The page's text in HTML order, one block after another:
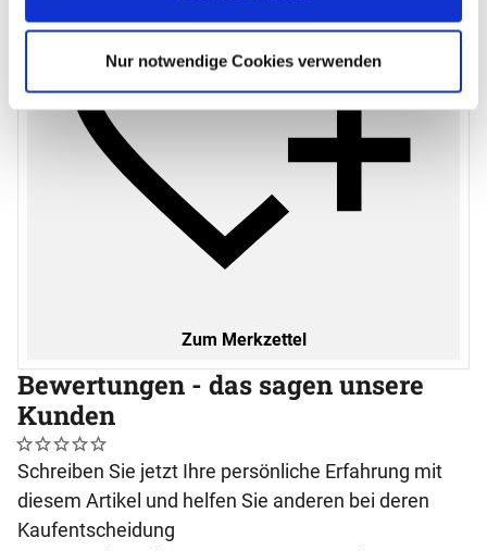
Nur notwendige Cookies verwenden
Zum Merkzettel
Bewertungen - das sagen unsere
Kunden
Noch keine Bewertungen abgegeben
0 Bewertungen
Schreiben Sie jetzt Ihre persönliche Erfahrung mit
diesem Artikel und helfen Sie anderen bei deren
Kaufentscheidung